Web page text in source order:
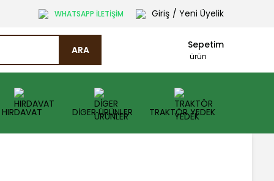
WHATSAPP İLETİŞİM Giriş / Yeni Üyelik
ARA Sepetim
ürün
HIRDAVAT DİGER ÜRÜNLER TRAKTÖR YEDEK